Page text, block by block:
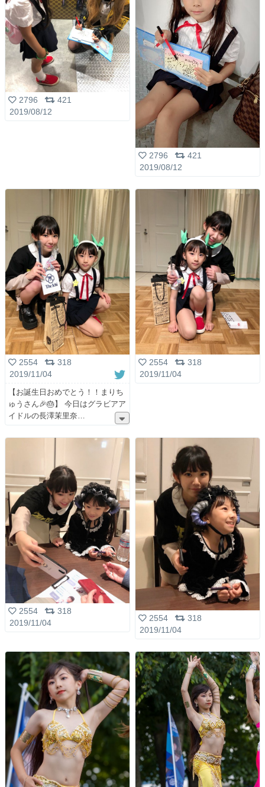
2796
421
2019/08/12
2796
421
2019/08/12
2554
318
2019/11/04
【お誕生日おめでとう！！まりち
ゅうさん🎉🎂】 今日はグラビアア
イドルの長澤茉里奈
2554
318
2019/11/04
2554
318
2019/11/04
2554
318
2019/11/04